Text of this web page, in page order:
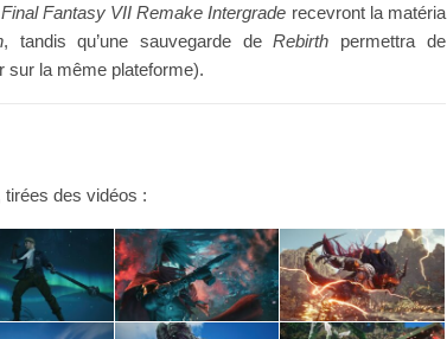
Final Fantasy VII Remake Intergrade recevront la matéria
, tandis qu’une sauvegarde deRebirth permettra de
sur la même plateforme).
tirées des vidéos :